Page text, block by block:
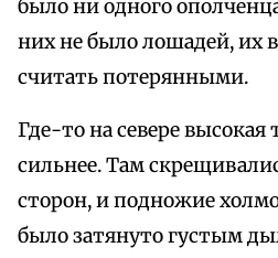
было ни одного
них не было лошадей, их
считать потерянными.
Где-то на севере высокая
сильнее. Там
сторон, и подножие
было затянуто густым